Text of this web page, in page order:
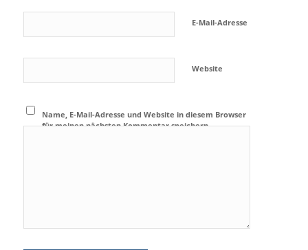
E-Mail-Adresse
Website
Name, E-Mail-Adresse und Website in diesem Browser
für meinen nächsten Kommentar speichern.